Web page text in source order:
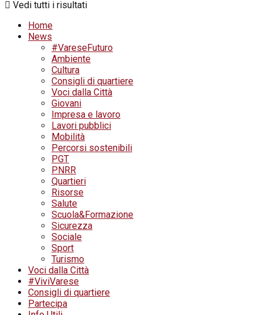
Vedi tutti i risultati
Home
News
#VareseFuturo
Ambiente
Cultura
Consigli di quartiere
Voci dalla Città
Giovani
Impresa e lavoro
Lavori pubblici
Mobilità
Percorsi sostenibili
PGT
PNRR
Quartieri
Risorse
Salute
Scuola&Formazione
Sicurezza
Sociale
Sport
Turismo
Voci dalla Città
#ViviVarese
Consigli di quartiere
Partecipa